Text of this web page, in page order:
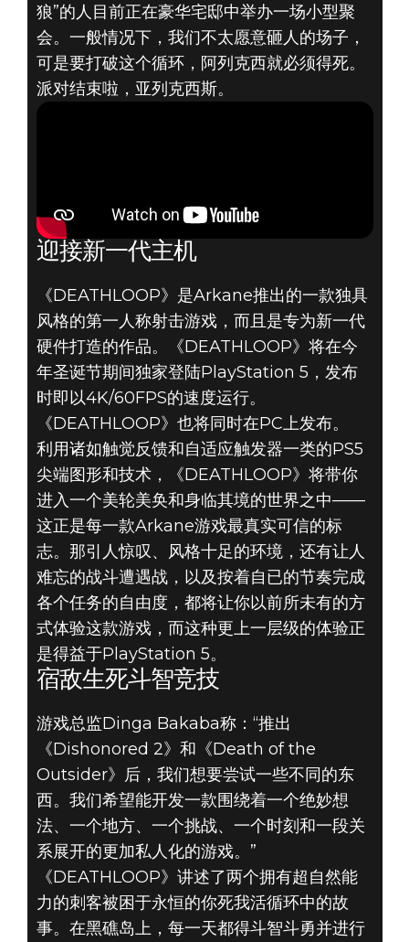
DEATHLOOP
2020年6月11日
《DEATHLOOP》
狼”的人目前正在豪华宅邸中举办一场小型聚
会。一般情况下，我们不太愿意砸人的场子，
可是要打破这个循环，阿列克西就必须得死。
派对结束啦，亚列克西斯。
迎接新一代主机
《DEATHLOOP》是Arkane推出的一款独具
风格的第一人称射击游戏，而且是专为新一代
硬件打造的作品。《DEATHLOOP》将在今
年圣诞节期间独家登陆PlayStation 5，发布
时即以4K/60FPS的速度运行。
《DEATHLOOP》也将同时在PC上发布。
利用诸如触觉反馈和自适应触发器一类的PS5
尖端图形和技术，《DEATHLOOP》将带你
进入一个美轮美奂和身临其境的世界之中——
这正是每一款Arkane游戏最真实可信的标
志。那引人惊叹、风格十足的环境，还有让人
难忘的战斗遭遇战，以及按着自已的节奏完成
各个任务的自由度，都将让你以前所未有的方
式体验这款游戏，而这种更上一层级的体验正
是得益于PlayStation 5。
宿敌生死斗智竞技
游戏总监Dinga Bakaba称：“推出
《Dishonored 2》和《Death of the
Outsider》后，我们想要尝试一些不同的东
西。我们希望能开发一款围绕着一个绝妙想
法、一个地方、一个挑战、一个时刻和一段关
系展开的更加私人化的游戏。”
《DEATHLOOP》讲述了两个拥有超自然能
力的刺客被困于永恒的你死我活循环中的故
事。在黑礁岛上，每一天都得斗智斗勇并进行